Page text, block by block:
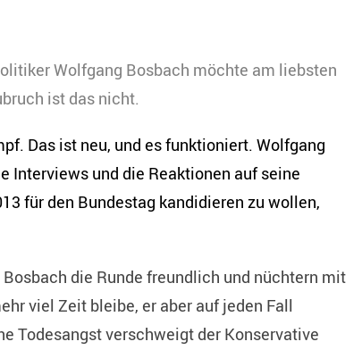
Wolfgang Bosbach möchte am liebsten
ist das nicht.
Das ist neu, und es funktioniert. Wolfgang
Interviews und die Reaktionen auf seine
für den Bundestag kandidieren zu wollen,
die Runde freundlich und nüchtern mit
viel Zeit bleibe, er aber auf jeden Fall
Todesangst verschweigt der Konservative